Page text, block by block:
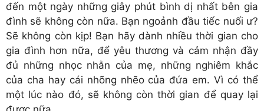
đến một ngày những giây phút bình dị nhất bên gia
đình sẽ không còn nữa. Bạn ngoảnh đầu tiếc nuối ư?
Sẽ không còn kịp! Bạn hãy dành nhiều thời gian cho
gia đình hơn nữa, để yêu thương và cảm nhận đầy
đủ những nhọc nhằn của mẹ, những nghiêm khắc
của cha hay cái nhõng nhẽo của đứa em. Vì có thể
một lúc nào đó, sẽ không còn thời gian để quay lại